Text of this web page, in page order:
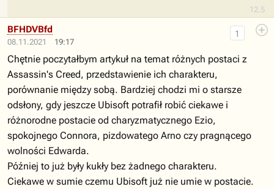
12.5
08.11.2021 19:17
1
BFHDVBfd
Chętnie poczytałbym artykuł na temat różnych postaci z
Assassin's Creed, przedstawienie ich charakteru,
porównanie między sobą. Bardziej chodzi mi o starsze
odsłony, gdy jeszcze Ubisoft potrafił robić ciekawe i
różnorodne postacie od charyzmatycznego Ezio,
spokojnego Connora, pizdowatego Arno czy pragnącego
wolności Edwarda.
Później to już były kukły bez żadnego charakteru.
Ciekawe w sumie czemu Ubisoft już nie umie w postacie.